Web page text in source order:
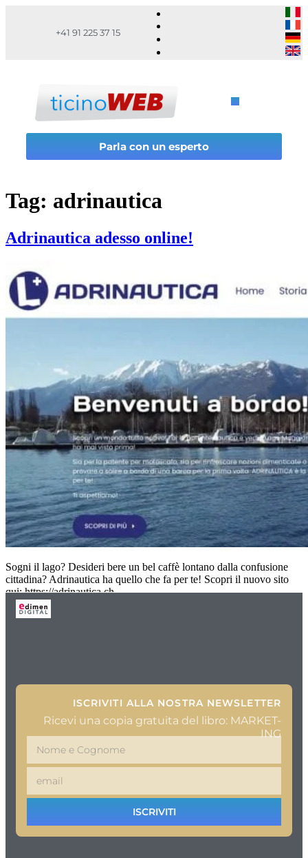
+41 91 225 37 15
Parla con un esperto
Tag: adrinautica
Adrinautica adesso online!
Sogni il lago? Desideri bere un bel caffè lontano dalla confusione
cittadina? Adrinautica ha quello che fa per te! Scopri il nuovo sito
qui: https://adrinautica.ch
ISCRIVITI ALLA NOSTRA NEWSLETTER
Ricevi una copia gratuita del libro: MARKET-
ING
ISCRIVITI